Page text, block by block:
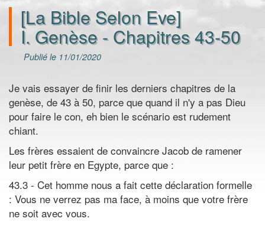
[La Bible Selon Eve]
I. Genèse - Chapitres 43-50
Publié le 11/01/2020
Je vais essayer de finir les derniers chapitres de la
genèse, de 43 à 50, parce que quand il n'y a pas Dieu
pour faire le con, eh bien le scénario est rudement
chiant.
Les frères essaient de convaincre Jacob de ramener
leur petit frère en Egypte, parce que :
43.3 - Cet homme nous a fait cette déclaration formelle
: Vous ne verrez pas ma face, à moins que votre frère
ne soit avec vous.